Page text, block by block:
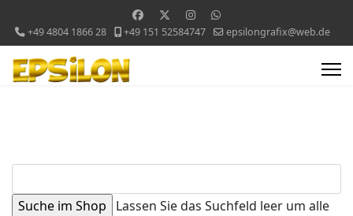
+49 4804 1866 28 +49 151 52584747 epsilongrafix@web.de
Lassen Sie das Suchfeld leer um alle